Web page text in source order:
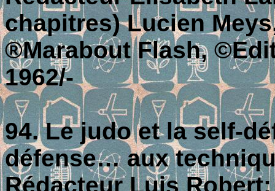
chapitres) Lucien
®Marabout Flash,
1962/-
94. Le judo et la self-
défense… aux
Rédacteur Luis